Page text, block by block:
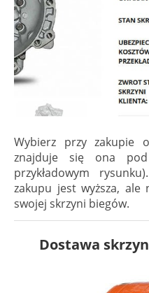
Wybierz przy zakupie
znajduje się ona
przykładowym
zakupu jest wyższa, ale
swojej skrzyni biegów.
Dostawa